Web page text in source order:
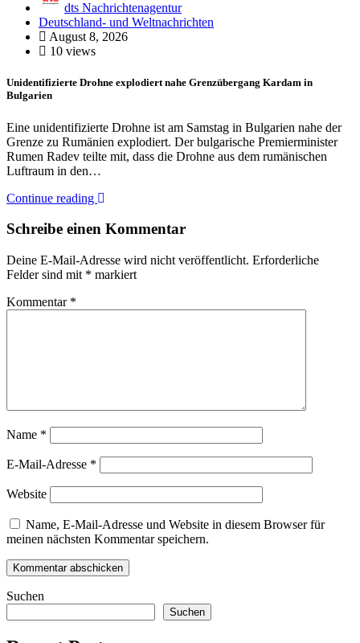
dts Nachrichtenagentur
Deutschland- und Weltnachrichten
August 8, 2026
10 views
Unidentifizierte Drohne explodiert nahe Grenzübergang Kardam in
Bulgarien
Eine unidentifizierte Drohne ist am Samstag in Bulgarien nahe der
Grenze zu Rumänien explodiert. Der bulgarische Premierminister
Rumen Radev teilte mit, dass die Drohne aus dem rumänischen
Luftraum in den…
Continue reading
Schreibe einen Kommentar
Deine E-Mail-Adresse wird nicht veröffentlicht. Erforderliche
Felder sind mit * markiert
Kommentar *
Name *
E-Mail-Adresse *
Website
Name, E-Mail-Adresse und Website in diesem Browser für
meinen nächsten Kommentar speichern.
Suchen
Suchen